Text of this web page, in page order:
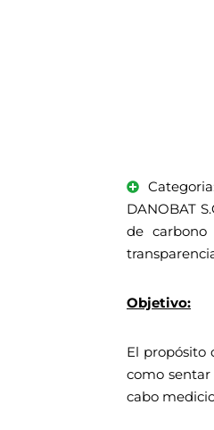
DANOBAT
de carbono
Objetivo:
El propósito
como
cabo